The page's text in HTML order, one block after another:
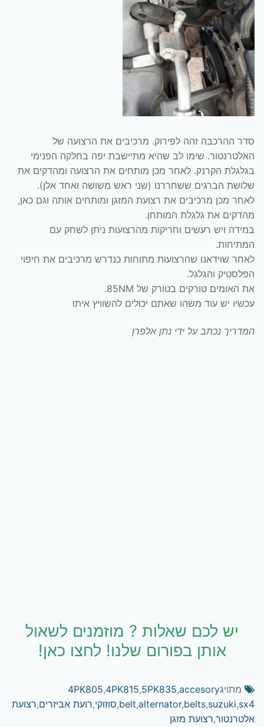
סדר ההרכבה זהה לפירוק. מרכיבים את הרצועה של
האלטרנטור. שימו לב שהיא מתיישבת יפה בחלקה הפנימי
בגלגלת הקרנק. לאחר מכן מותחים את הרצועה ומהדקים את
שלושת הברגים ששחררנו (שני ראש משושה ואחד אלן).
לאחר מכן מרכיבים את רצועת המזגן ומותחים אותה וגם כאן,
מהדקים את גלגלת המותחן.
במידה ויש רעשים וחריקות מהרצועות ניתן לשחק עם
המתיחות.
לאחר שוידאנו שהרצועות מתוחות כנדרש מרכיבים את חיפוי
הפלסטיק והגלגל.
את האומים טורקים בטורק של 85NM.
עכשיו יש עוד משהו שאתם יכולים להשוויץ איתו
המדריך נכתב על ידי נתן אלפרן
יש לכם שאלות ? מוזמנים לשאול
אותן בפורום שלנו! לחצו כאן!
מתויג 4PK805,4PK815,5PK835,accesory
belt,alternator,belts,suzuki,sx4
,סוזוקי,רועת אביזרים,רצועת
אלטרנטור,רצועת מזגן